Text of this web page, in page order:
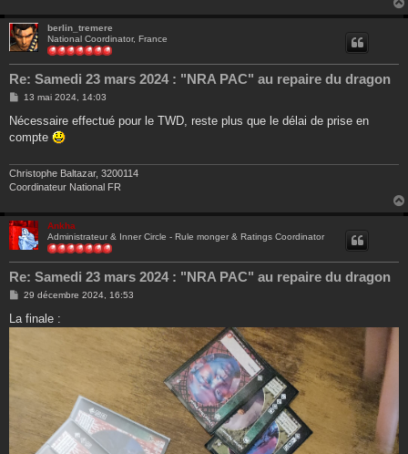
berlin_tremere
National Coordinator, France
Re: Samedi 23 mars 2024 : "NRA PAC" au repaire du dragon
M
s
a
13 mai 2024, 14:03
Nécessaire effectué pour le TWD, reste plus que le délai de prise en
compte
Christophe Baltazar, 3200114
Coordinateur National FR
Ankha
Administrateur & Inner Circle - Rule monger & Ratings Coordinator
Re: Samedi 23 mars 2024 : "NRA PAC" au repaire du dragon
M
s
s
29 décembre 2024, 16:53
La finale :